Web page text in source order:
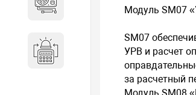
Системы оповещения
Модуль SM07
SM07
УРВ и расчет
за расчетный